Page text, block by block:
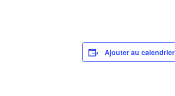
Ajouter au calendrier